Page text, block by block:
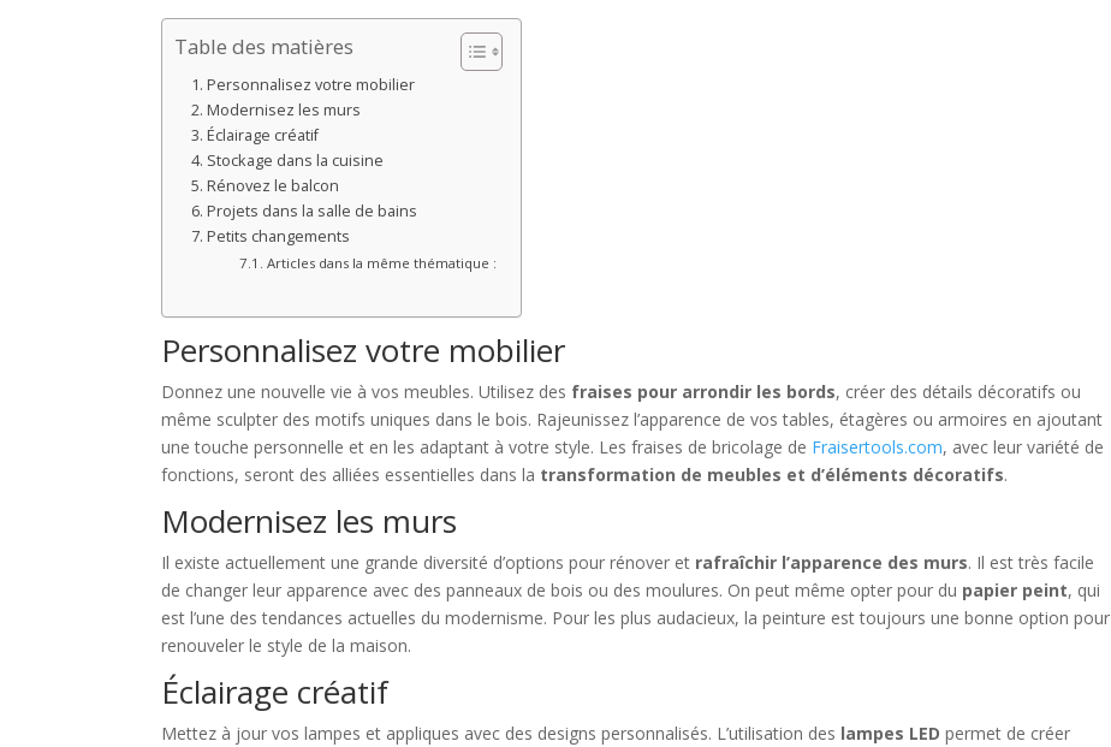
Table des matières
Personnalisez votre mobilier
Modernisez les murs
Éclairage créatif
Stockage dans la cuisine
Rénovez le balcon
Projets dans la salle de bains
Petits changements
Articles dans la même thématique :
Personnalisez votre mobilier
Donnez une nouvelle vie à vos meubles. Utilisez des fraises pour arrondir les bords, créer des détails décoratifs ou
même sculpter des motifs uniques dans le bois. Rajeunissez l’apparence de vos tables, étagères ou armoires en ajoutant
une touche personnelle et en les adaptant à votre style. Les fraises de bricolage de Fraisertools.com, avec leur variété de
fonctions, seront des alliées essentielles dans la transformation de meubles et d’éléments décoratifs.
Modernisez les murs
Il existe actuellement une grande diversité d’options pour rénover et rafraîchir l’apparence des murs. Il est très facile
de changer leur apparence avec des panneaux de bois ou des moulures. On peut même opter pour du papier peint, qui
est l’une des tendances actuelles du modernisme. Pour les plus audacieux, la peinture est toujours une bonne option pour
renouveler le style de la maison.
Éclairage créatif
Mettez à jour vos lampes et appliques avec des designs personnalisés. L’utilisation des lampes LED permet de créer